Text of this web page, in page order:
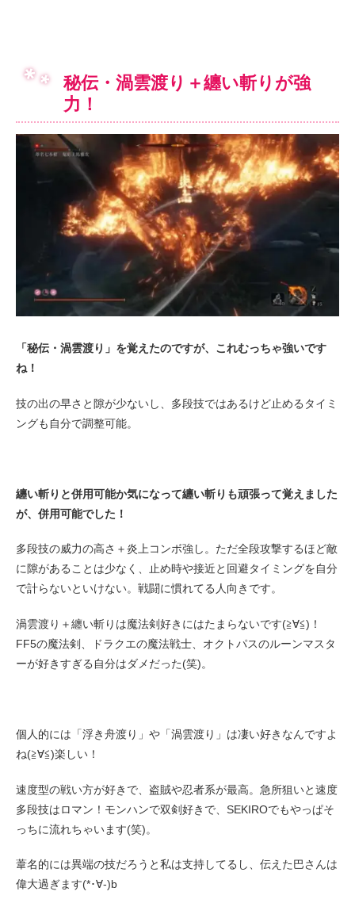
秘伝・渦雲渡り＋纏い斬りが強
力！
「秘伝・渦雲渡り」を覚えたのですが、これむっちゃ強いです
ね！
技の出の早さと隙が少ないし、多段技ではあるけど止めるタイミ
ングも自分で調整可能。
纏い斬りと併用可能か気になって纏い斬りも頑張って覚えました
が、併用可能でした！
多段技の威力の高さ＋炎上コンボ強し。ただ全段攻撃するほど敵
に隙があることは少なく、止め時や接近と回避タイミングを自分
で計らないといけない。戦闘に慣れてる人向きです。
渦雲渡り＋纏い斬りは魔法剣好きにはたまらないです(≧∀≦)！
FF5の魔法剣、ドラクエの魔法戦士、オクトパスのルーンマスタ
ーが好きすぎる自分はダメだった(笑)。
個人的には「浮き舟渡り」や「渦雲渡り」は凄い好きなんですよ
ね(≧∀≦)楽しい！
速度型の戦い方が好きで、盗賊や忍者系が最高。急所狙いと速度
多段技はロマン！モンハンで双剣好きで、SEKIROでもやっぱそ
っちに流れちゃいます(笑)。
葦名的には異端の技だろうと私は支持してるし、伝えた巴さんは
偉大過ぎます(*･∀-)b